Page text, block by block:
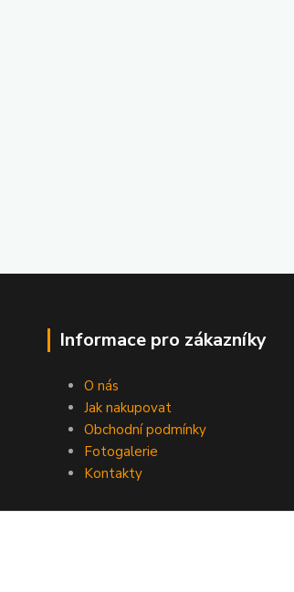
Informace pro zákazníky
O nás
Jak nakupovat
Obchodní podmínky
Fotogalerie
Kontakty